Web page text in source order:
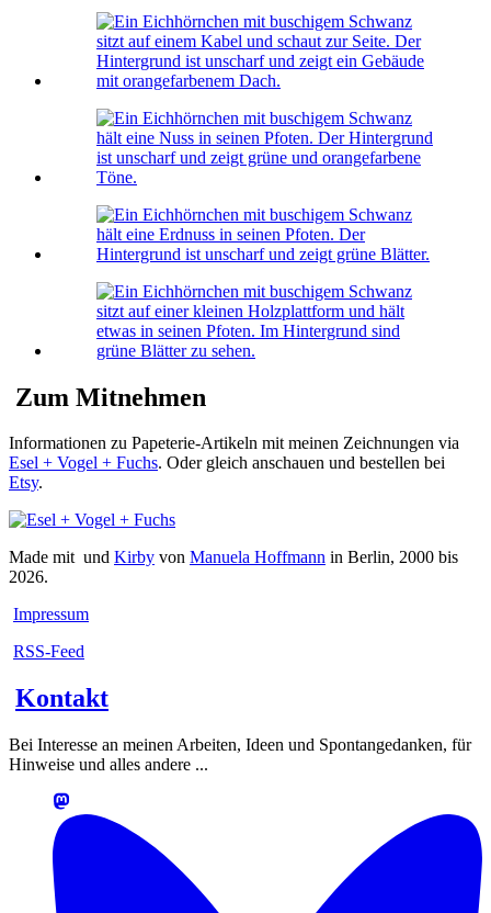
Zum Mitnehmen
Informationen zu Papeterie-Artikeln mit meinen Zeichnungen via
Esel + Vogel + Fuchs. Oder gleich anschauen und bestellen bei
Etsy.
Made mit und Kirby von Manuela Hoffmann in Berlin, 2000 bis
2026.
Impressum
RSS-Feed
Kontakt
Bei Interesse an meinen Arbeiten, Ideen und Spontangedanken, für
Hinweise und alles andere ...